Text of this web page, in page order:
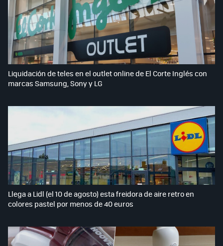
Liquidación de teles en el outlet online de El Corte Inglés con
marcas Samsung, Sony y LG
Llega a Lidl (el 10 de agosto) esta freidora de aire retro en
colores pastel por menos de 40 euros